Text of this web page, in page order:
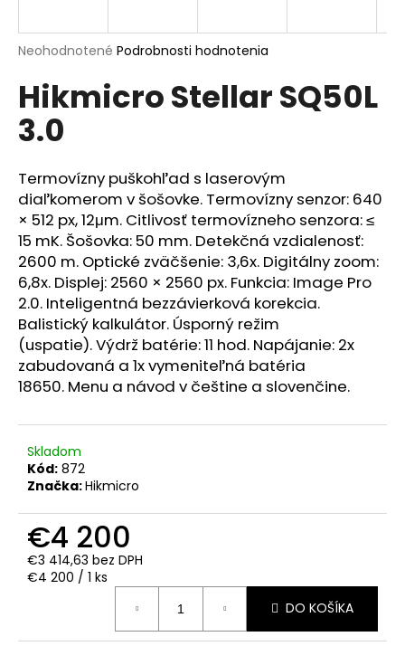
Priemerné
produktu
je
0,0
z
hviezdičiek.
Neohodnotené Podrobnosti hodnotenia
Hikmicro Stellar SQ50L
3.0
Termovízny puškohľad s laserovým
diaľkomerom v šošovke. Termovízny senzor: 640
× 512 px, 12μm. Citlivosť termovízneho senzora: ≤
15 mK. Šošovka: 50 mm. Detekčná vzdialenosť:
2600 m. Optické zväčšenie: 3,6x. Digitálny zoom:
6,8x. Displej: 2560 × 2560 px. Funkcia: Image Pro
2.0. Inteligentná bezzávierková korekcia.
Balistický kalkulátor. Úsporný režim
(uspatie). Výdrž batérie: 11 hod. Napájanie: 2x
zabudovaná a 1x vymeniteľná batéria
18650. Menu a návod v češtine a slovenčine.
Skladom
Kód: 872
Značka:Hikmicro
€4 200
€3 414,63 bez DPH
Jednotková
€4 200 / 1 ks
DO KOŠÍKA
M
j
ť
?
HĽADAŤ
O
d
p
o
r
ú
a
m
e
KÁBLOVÝ
SPÍNAČ
FENIX
AER-
05